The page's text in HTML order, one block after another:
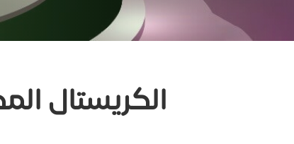
الكريستال